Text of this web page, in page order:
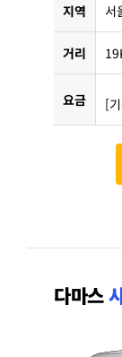
지역 서
거리
요금 [
다마스